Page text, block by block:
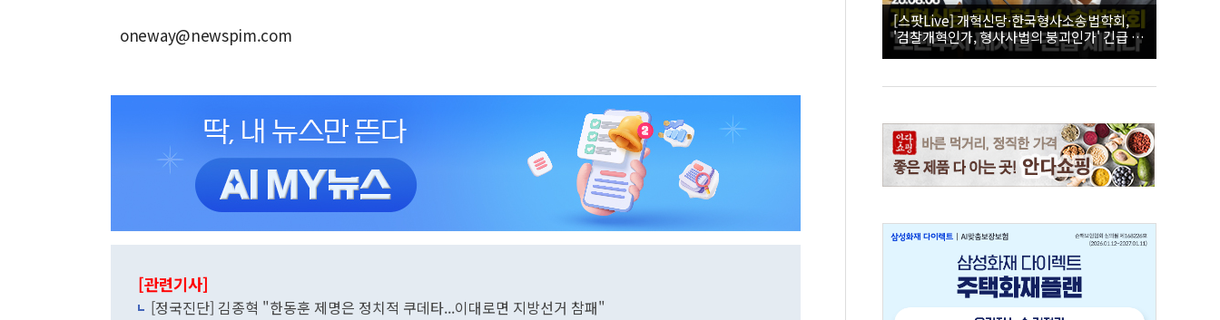
oneway@newspim.com
[관련기사]
[정국진단] 김종혁 "한동훈 제명은 정치적 쿠데타...이대로면 지방선거 참패"
[스팟Live] 개혁신당·한국형사소송법학회,
'검찰개혁인가, 형사사법의 붕괴인가' 긴급 세
미나｜26.08.06